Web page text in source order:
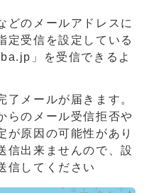
どのメールアドレスに
定受信を設定している
」を受信できるよ
了メールが届きます。
らのメール受信拒否や
が原因の可能性があり
信出来ませんので、設
信してください